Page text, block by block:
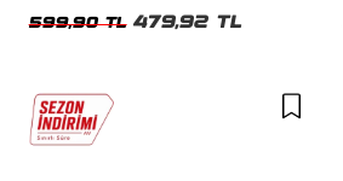
599,90 TL 479,92 TL